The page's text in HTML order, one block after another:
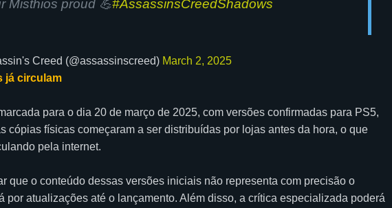
Misthios proud 💪#AssassinsCreedShadows
Creed (@assassinscreed) March 2, 2025
já circulam
para o dia 20 de março de 2025, com versões confirmadas para PS5,
cópias físicas começaram a ser distribuídas por lojas antes da hora, o que
pela internet.
que o conteúdo dessas versões iniciais não representa com precisão o
por atualizações até o lançamento. Além disso, a crítica especializada poderá